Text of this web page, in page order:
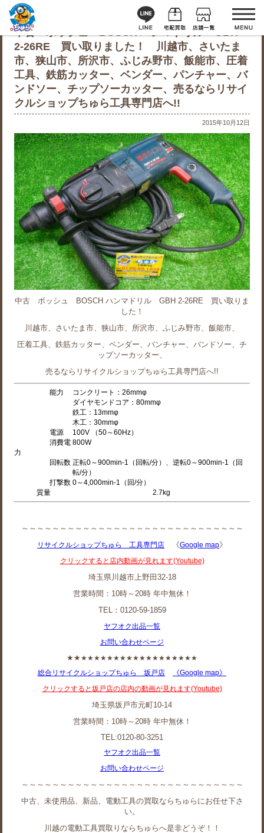
中古 ボッシュ BOSCH ハンマドリル GBH
2-26RE 買い取りました！ 川越市、さいたま
市、狭山市、所沢市、ふじみ野市、飯能市、圧着
工具、鉄筋カッター、ベンダー、パンチャー、バ
ンドソー、チップソーカッター、売るならリサイ
クルショップちゅら工具専門店へ!!
2015年10月12日
中古 ボッシュ BOSCH ハンマドリル GBH 2-26RE 買い取りま
した！
川越市、さいたま市、狭山市、所沢市、ふじみ野市、飯能市、
圧着工具、鉄筋カッター、ベンダー、パンチャー、バンドソー、チ
ップソーカッター、
売るならリサイクルショップちゅら工具専門店へ!!
能力
コンクリート：26mmφ
ダイヤモンドコア：80mmφ
鉄工：13mmφ
木工：30mmφ
電源
100V （50～60Hz）
消費電
力
800W
回転数 正転0～900min-1 （回転/分）、逆転0～900min-1
（回
転/分）
打撃数 0～4,000min-1
（回/分）
質量
2.7kg
～～～～～～～～～～～～～～～～～～～～～～～～～～～～～
リサイクルショップちゅら 工具専門店 《Google map》
クリックすると店内動画が見れます(Youtube)
埼玉県川越市上野田32-18
営業時間：10時～20時 年中無休！
TEL：0120-59-1859
ヤフオク出品一覧
お問い合わせページ
★★★★★★★★★★★★★★★★★★★★
総合リサイクルショップちゅら 坂戸店
《Google map》
クリックすると坂戸店の店内の動画が見れます(Youtube)
埼玉県坂戸市元町10-14
営業時間：10時～20時 年中無休！
TEL:0120-80-3251
ヤフオク出品一覧
お問い合わせページ
～～～～～～～～～～～～～～～～～～～～～～～～～～～～～
中古、未使用品、新品、電動工具の買取ならちゅらにお任せ下さ
い。
川越の電動工具買取りならちゅらへ是非どうぞ！！